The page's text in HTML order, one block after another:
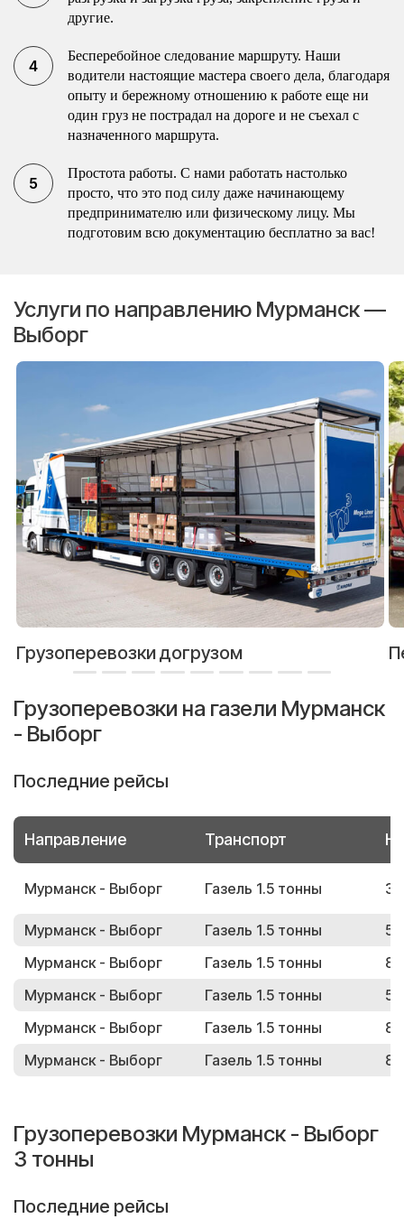
другие.
Бесперебойное следование маршруту. Наши
водители настоящие мастера своего дела, благодаря
опыту и бережному отношению к работе еще ни
один груз не пострадал на дороге и не съехал с
назначенного маршрута.
Простота работы. С нами работать настолько
просто, что это под силу даже начинающему
предпринимателю или физическому лицу. Мы
подготовим всю документацию бесплатно за вас!
Услуги по направлению Мурманск —
Выборг
Грузоперевозки догрузом
Грузоперевозки на газели Мурманск
- Выборг
Последние рейсы
Направление Транспорт
Мурманск - Выборг Газель 1.5 тонны
Мурманск - Выборг Газель 1.5 тонны
Мурманск - Выборг
Газель 1.5 тонны
Мурманск - Выборг
Газель 1.5 тонны
Мурманск - Выборг
Газель 1.5 тонны
Мурманск - Выборг
Газель 1.5 тонны
Грузоперевозки Мурманск - Выборг
3 тонны
Последние рейсы